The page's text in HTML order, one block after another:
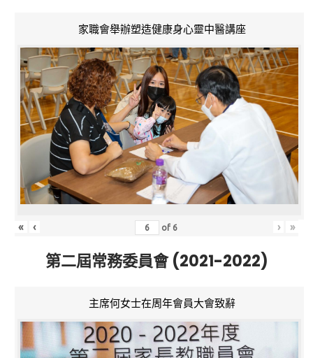
家職會舉辦塑造健康身心靈中醫講座
« ‹ of 6 › »
第二屆常務委員會 (2021-2022)
主席何女士在周年會員大會致辭